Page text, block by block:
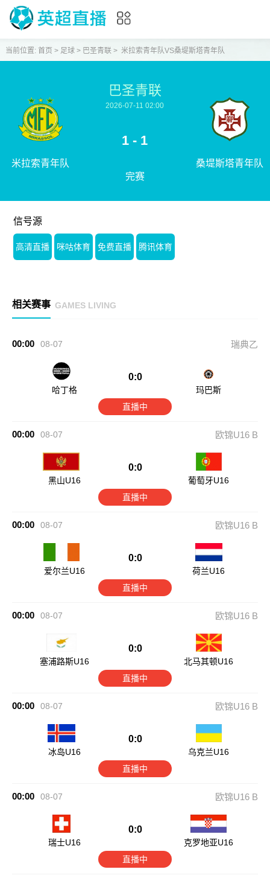
当前位置: 首页 > 足球> 巴圣青联> 米拉索青年队VS桑堤斯塔青年队
米拉索青年队
巴圣青联
2026-07-11 02:00
1 - 1
完赛
桑堤斯塔青年队
信号源
高清直播 咪咕体育 免费直播 腾讯体育
相关赛事 GAMES LIVING
00:00 08-07 瑞典乙
哈丁格
0:0
玛巴斯
直播中
00:00 08-07 欧锦U16 B
黑山U16
0:0
葡萄牙U16
直播中
00:00 08-07 欧锦U16 B
爱尔兰U16
0:0
荷兰U16
直播中
00:00 08-07 欧锦U16 B
塞浦路斯U16
0:0
北马其顿U16
直播中
00:00 08-07 欧锦U16 B
冰岛U16
0:0
乌克兰U16
直播中
00:00 08-07 欧锦U16 B
瑞士U16
0:0
克罗地亚U16
直播中